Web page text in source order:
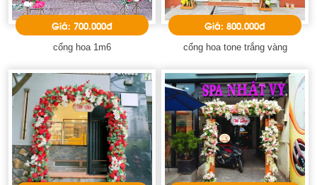
Giá: 700.000đ
cổng hoa 1m6
Giá: 800.000đ
cổng hoa tone trắng vàng